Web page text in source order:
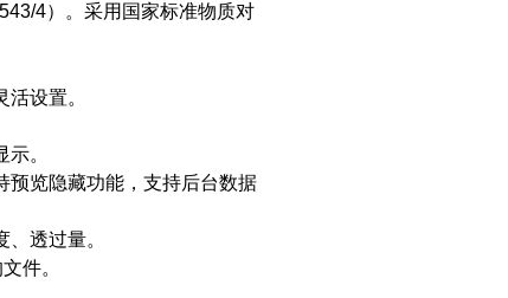
4）。采用国家标准物质对
设置。
。
览隐藏功能，支持后台数据
透过量。
件。